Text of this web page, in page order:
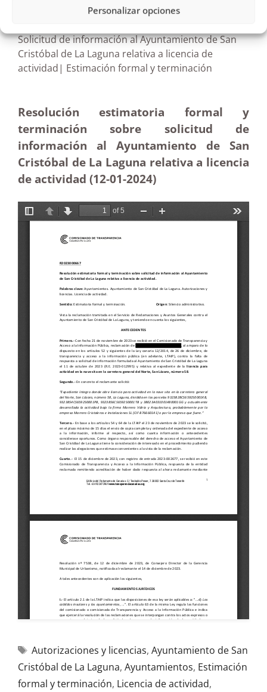
Personalizar opciones
Solicitud de información al Ayuntamiento de San
Cristóbal de La Laguna relativa a licencia de
actividad| Estimación formal y terminación
Resolución estimatoria formal y
terminación sobre solicitud de
información al Ayuntamiento de San
Cristóbal de La Laguna relativa a licencia
de actividad (12-01-2024)
Autorizaciones y licencias, Ayuntamiento de San
Cristóbal de La Laguna, Ayuntamientos, Estimación
formal y terminación, Licencia de actividad,